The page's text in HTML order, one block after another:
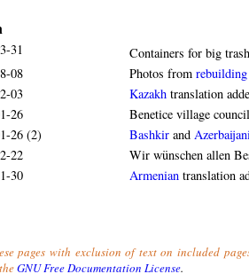
31 Containers for big
08
Photos from
03
Kazakh translation
26
Benetice village
26 (2)
Bashkir and
22
Wir wünschen allen
30
Armenian translation
pages with exclusion of text on included
GNU Free Documentation License.